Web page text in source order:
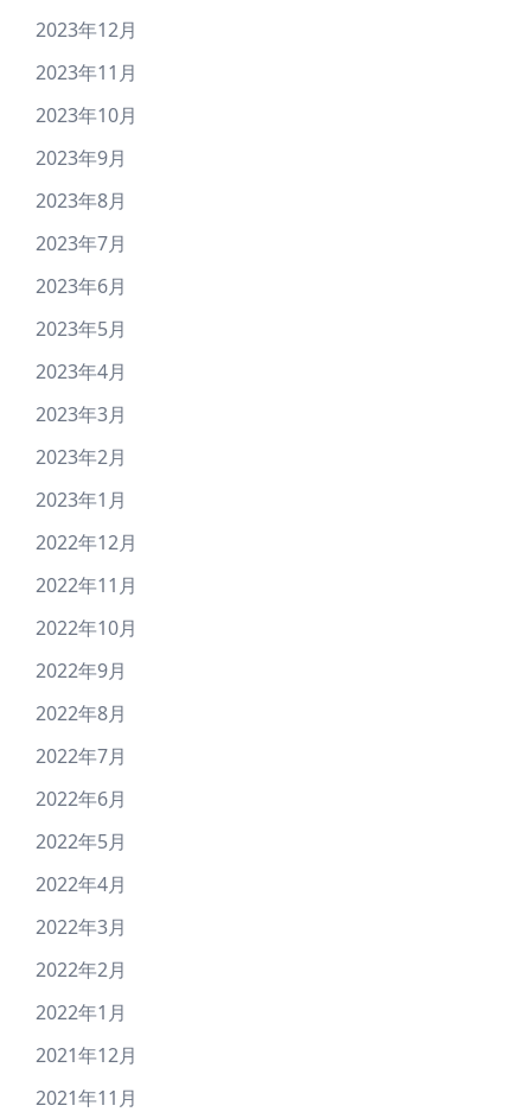
2023年12月
2023年11月
2023年10月
2023年9月
2023年8月
2023年7月
2023年6月
2023年5月
2023年4月
2023年3月
2023年2月
2023年1月
2022年12月
2022年11月
2022年10月
2022年9月
2022年8月
2022年7月
2022年6月
2022年5月
2022年4月
2022年3月
2022年2月
2022年1月
2021年12月
2021年11月